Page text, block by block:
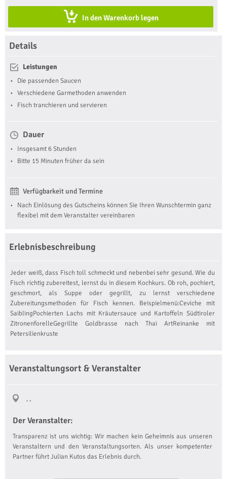
Meeresfrüchte & Fisch Kochkurs in Wien
In den Warenkorb legen
Details
Leistungen
Die passenden Saucen
Verschiedene Garmethoden anwenden
Fisch tranchieren und servieren
Dauer
Insgesamt 6 Stunden
Bitte 15 Minuten früher da sein
Verfügbarkeit und Termine
Nach Einlösung des Gutscheins können Sie Ihren Wunschtermin ganz
flexibel mit dem Veranstalter vereinbaren
Erlebnisbeschreibung
Jeder weiß, dass Fisch toll schmeckt und nebenbei sehr gesund. Wie du
Fisch richtig zubereitest, lernst du in diesem Kochkurs. Ob roh, pochiert,
geschmort, als Suppe oder gegrillt, zu lernst verschiedene
Zubereitungsmethoden für Fisch kennen. Beispielmenü:Ceviche mit
SaiblingPochierten Lachs mit Kräutersauce und Kartoffeln Südtiroler
ZitronenforelleGegrillte Goldbrasse nach Thai ArtReinanke mit
Petersilienkruste
Veranstaltungsort & Veranstalter
, ,
Der Veranstalter:
Transparenz ist uns wichtig: Wir machen kein Geheimnis aus unseren
Veranstaltern und den Veranstaltungsorten. Als unser kompetenter
Partner führt Julian Kutos das Erlebnis durch.